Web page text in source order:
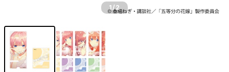
1 /2